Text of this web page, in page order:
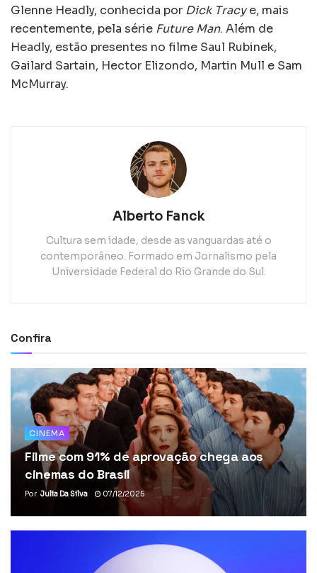
Glenne Headly, conhecida por Dick Tracye, mais
recentemente, pela série Future Man. Além de
Headly, estão presentes no filme Saul Rubinek,
Gailard Sartain, Hector Elizondo, Martin Mull e Sam
McMurray.
Alberto Fanck
Cultura sem idade, desde as vanguardas até o
contemporâneo. Formado em Jornalismo pela
Universidade Federal do Rio Grande do Sul.
Confira
CINEMA
Filme com 91% de aprovação chega aos
cinemas do Brasil
Por Julia Da Silva 07/12/2025